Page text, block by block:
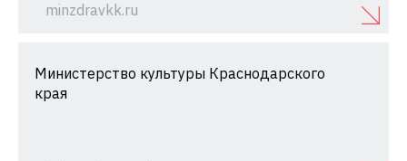
minzdravkk.ru
Министерство культуры Краснодарского
края